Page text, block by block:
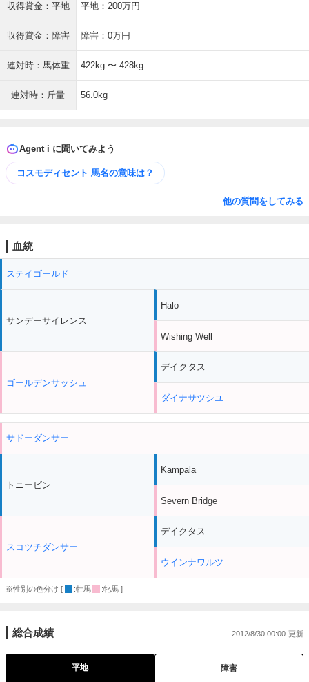
収得賞金：平地 平地：200万円
収得賞金：障害 障害：0万円
連対時：馬体重 422kg 〜 428kg
連対時：斤量 56.0kg
Agent i に聞いてみよう
コスモディセント 馬名の意味は？
他の質問をしてみる
血統
ステイゴールド
サンデーサイレンス
ゴールデンサッシュ
Halo
Wishing Well
デイクタス
ダイナサツシユ
サドーダンサー
トニービン
スコツチダンサー
Kampala
Severn Bridge
デイクタス
ウインナワルツ
※性別の色分け [ :牡馬 :牝馬 ]
総合成績 2012/8/30 00:00
平地 障害